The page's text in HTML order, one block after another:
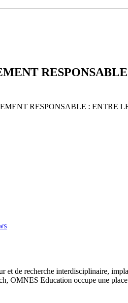
RESPONSABLE : ENTRE
de recherche interdisciplinaire,
OMNES Education occupe une